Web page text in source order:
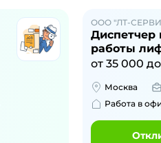
ООО "ЛТ-
Диспетчер
работы
от 35 000 до
Москва
Работа в